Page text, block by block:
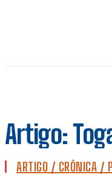
Artigo:
ARTIGO / CRÔNICA /